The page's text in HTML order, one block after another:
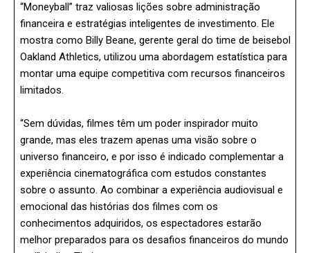
“Moneyball” traz valiosas lições sobre administração
financeira e estratégias inteligentes de investimento. Ele
mostra como Billy Beane, gerente geral do time de beisebol
Oakland Athletics, utilizou uma abordagem estatística para
montar uma equipe competitiva com recursos financeiros
limitados.
“Sem dúvidas, filmes têm um poder inspirador muito
grande, mas eles trazem apenas uma visão sobre o
universo financeiro, e por isso é indicado complementar a
experiência cinematográfica com estudos constantes
sobre o assunto. Ao combinar a experiência audiovisual e
emocional das histórias dos filmes com os
conhecimentos adquiridos, os espectadores estarão
melhor preparados para os desafios financeiros do mundo